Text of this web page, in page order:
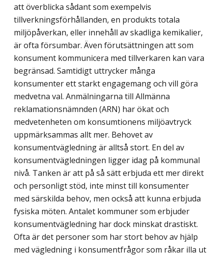
att överblicka sådant som exempelvis
tillverkningsförhållanden, en produkts totala
miljöpåverkan, eller innehåll av skadliga kemikalier,
är ofta försumbar. Även förutsättningen att som
konsument kommunicera med tillverkaren kan vara
begränsad. Samtidigt uttrycker många
konsumenter ett starkt engagemang och vill göra
medvetna val. Anmälningarna till Allmänna
reklamations­nämnden (ARN) har ökat och
medvetenheten om konsumtionens miljöavtryck
uppmärksammas allt mer. Behovet av
konsumentvägledning är alltså stort. En del av
konsumentvägledningen ligger idag på kommunal
nivå. Tanken är att på så sätt erbjuda ett mer direkt
och personligt stöd, inte minst till konsumenter
med särskilda behov, men också att kunna erbjuda
fysiska möten. Antalet kommuner som erbjuder
konsumentväg­ledning har dock minskat drastiskt.
Ofta är det personer som har stort behov av hjälp
med vägledning i konsumentfrågor som råkar illa ut